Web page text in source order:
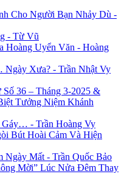
Cho Người Bạn Nhảy Dù -
- Từ Vũ
Hoàng Uyển Văn - Hoàng
Xưa? - Trần Nhật Vy
36 – Tháng 3-2025 &
Tưởng Niệm Khánh
- Trần Hoàng Vy
Bút Hoài Cảm Và Hiện
Ngày Mất - Trần Quốc Bảo
Mời” Lúc Nửa Đêm Thay